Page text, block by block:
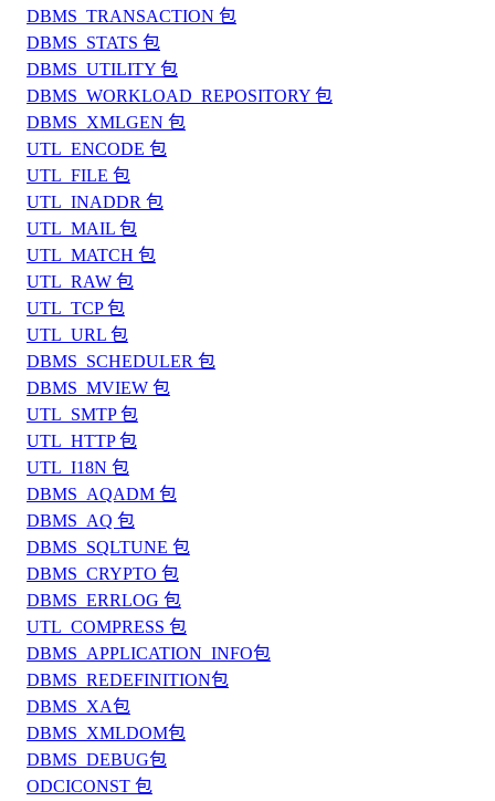
DBMS_TRANSACTION 包
DBMS_STATS 包
DBMS_UTILITY 包
DBMS_WORKLOAD_REPOSITORY 包
DBMS_XMLGEN 包
UTL_ENCODE 包
UTL_FILE 包
UTL_INADDR 包
UTL_MAIL 包
UTL_MATCH 包
UTL_RAW 包
UTL_TCP 包
UTL_URL 包
DBMS_SCHEDULER 包
DBMS_MVIEW 包
UTL_SMTP 包
UTL_HTTP 包
UTL_I18N 包
DBMS_AQADM 包
DBMS_AQ 包
DBMS_SQLTUNE 包
DBMS_CRYPTO 包
DBMS_ERRLOG 包
UTL_COMPRESS 包
DBMS_APPLICATION_INFO包
DBMS_REDEFINITION包
DBMS_XA包
DBMS_XMLDOM包
DBMS_DEBUG包
ODCICONST 包